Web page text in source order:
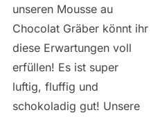
unseren Mousse au
Chocolat Gräber könnt ihr
diese Erwartungen voll
erfüllen! Es ist super
luftig, fluffig und
schokoladig gut! Unsere